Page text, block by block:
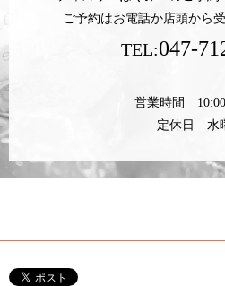
ご予約はお電話か店頭から
TEL:047-
営業時間 10:00
定休日 水